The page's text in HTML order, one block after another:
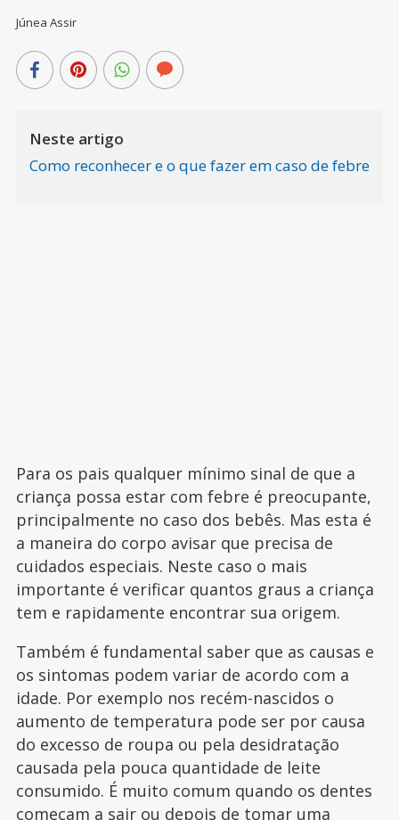
Júnea Assir
Neste artigo
Como reconhecer e o que fazer em caso de febre
Para os pais qualquer mínimo sinal de que a
criança possa estar com febre é preocupante,
principalmente no caso dos bebês. Mas esta é
a maneira do corpo avisar que precisa de
cuidados especiais. Neste caso o mais
importante é verificar quantos graus a criança
tem e rapidamente encontrar sua origem.
Também é fundamental saber que as causas e
os sintomas podem variar de acordo com a
idade. Por exemplo nos recém-nascidos o
aumento de temperatura pode ser por causa
do excesso de roupa ou pela desidratação
causada pela pouca quantidade de leite
consumido. É muito comum quando os dentes
começam a sair ou depois de tomar uma